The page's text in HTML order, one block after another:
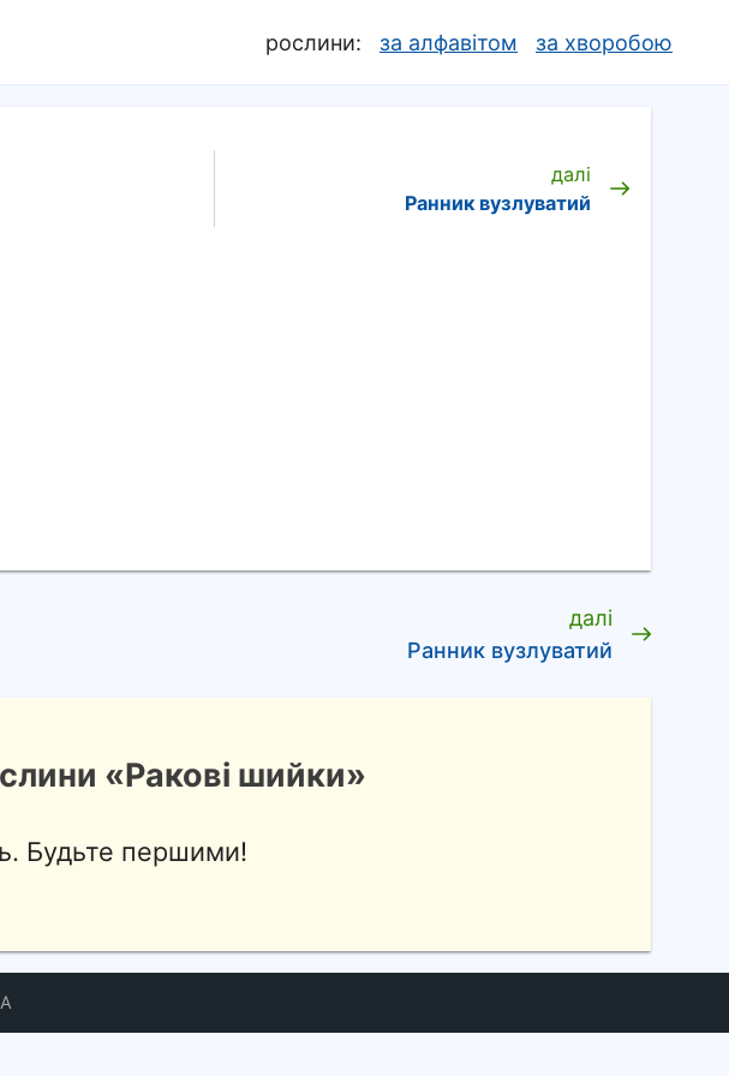
рослини: за алфавітом за хворобою
далі
Ранник вузлуватий
далі
Ранник вузлуватий
«Ракові шийки»
Будьте першими!